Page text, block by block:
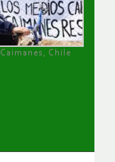
Caimanes, Chile